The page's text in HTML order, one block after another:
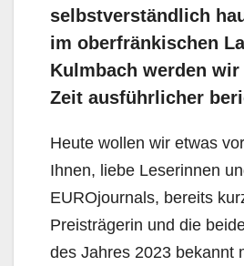
selbstverständlich
im oberfränkischen
Kulmbach werden
Zeit ausführlicher
Heute wollen wir etwas
Ihnen, liebe Leserinnen
EUROjournals, bereits
Preisträgerin und die
des Jahres 2023 bekannt